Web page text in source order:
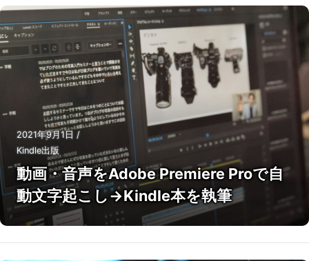
2021年9月1日 /
Kindle出版
動画・音声をAdobe Premiere Proで自
動文字起こし→Kindle本を執筆